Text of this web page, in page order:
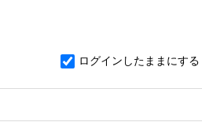
ログインしたままにする